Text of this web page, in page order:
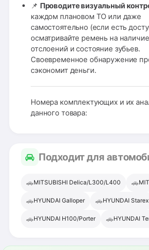
📌 Проводите визуальный
каждом плановом ТО или даже
самостоятельно (если есть
осматривайте ремень на
отслоений и состояние зубьев.
Своевременное обнаружение
сэкономит деньги.
Номера комплектующих и их
данного товара:
Подходит для
🚗MITSUBISHI Delica/L300/L400 🚗
🚗HYUNDAI Galloper 🚗HYUNDAI Starex
🚗HYUNDAI H100/Porter 🚗HYUNDAI